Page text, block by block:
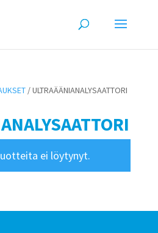
/ ULTRAÄÄNIANALYSAATTORI
ei löytynyt.